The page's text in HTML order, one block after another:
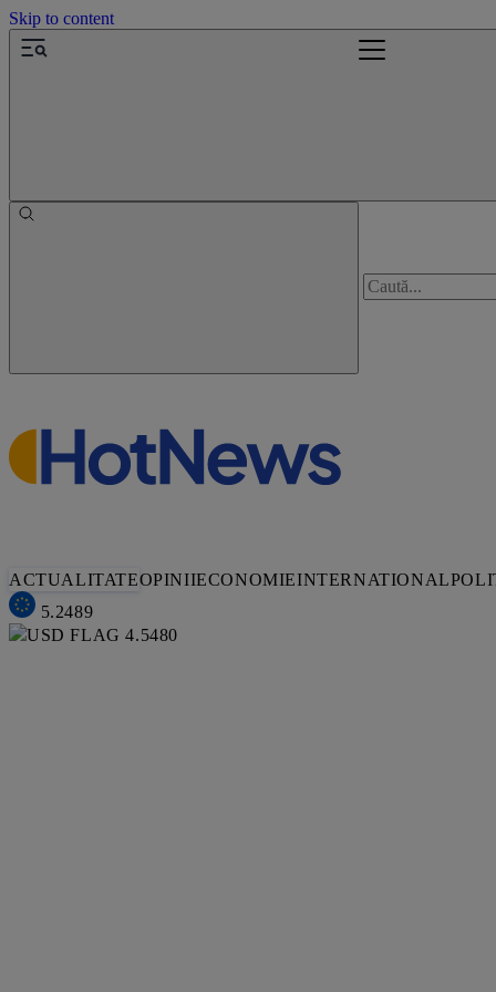
Skip to content
ACTUALITATEOPINIIECONOMIEINTERNATIONAL
5.2489
4.5480